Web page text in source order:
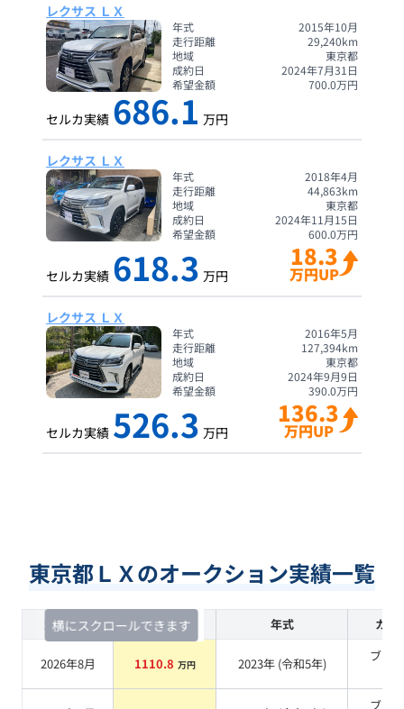
レクサス ＬＸ
年式
2015年10月
走行距離
29,240km
地域
東京都
成約日
2024年7月31日
希望金額
700.0万円
セルカ実績 686.1 万円
レクサス ＬＸ
年式
2018年4月
走行距離
44,863km
地域
東京都
成約日
2024年11月15日
希望金額
600.0万円
セルカ実績 618.3 万円
18.3
万円UP
レクサス ＬＸ
年式
2016年5月
走行距離
127,394km
地域
東京都
成約日
2024年9月9日
希望金額
390.0万円
セルカ実績 526.3 万円
136.3
万円UP
東京都ＬＸのオークション実績一覧
横にスクロールできます
査定時期 セルカ実績 年式 カラ
2026年8月 1110.8 万円 2023年 (令和5年)
ブラ
ブラ